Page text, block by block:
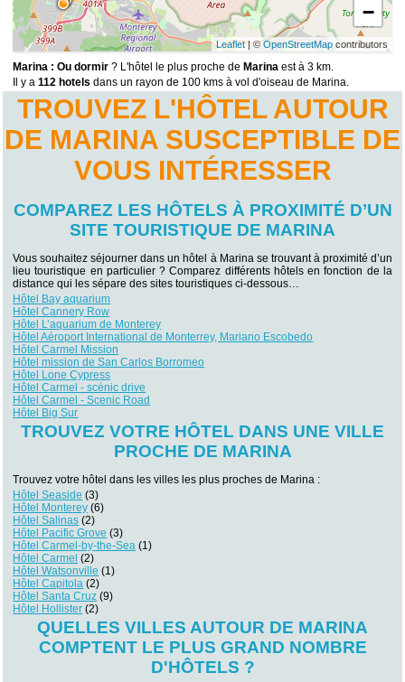
−
Leaflet| ©OpenStreetMapcontributors
Marina : Ou dormir ? L'hôtel le plus proche de Marina est à 3 km.
Il y a112 hotels dans un rayon de 100 kms à vol d'oiseau de Marina.
TROUVEZ L'HÔTEL AUTOUR
DE MARINA SUSCEPTIBLE DE
VOUS INTÉRESSER
COMPAREZ LES HÔTELS À PROXIMITÉ D’UN
SITE TOURISTIQUE DE MARINA
Vous souhaitez séjourner dans un hôtel à Marina se trouvant à proximité d’un
lieu touristique en particulier ? Comparez différents hôtels en fonction de la
distance qui les sépare des sites touristiques ci-dessous…
Hôtel Bay aquarium
Hôtel Cannery Row
Hôtel L’aquarium de Monterey
Hôtel Aéroport International de Monterrey, Mariano Escobedo
Hôtel Carmel Mission
Hôtel mission de San Carlos Borromeo
Hôtel Lone Cypress
Hôtel Carmel - scénic drive
Hôtel Carmel - Scenic Road
Hôtel Big Sur
TROUVEZ VOTRE HÔTEL DANS UNE VILLE
PROCHE DE MARINA
Trouvez votre hôtel dans les villes les plus proches de Marina :
Hôtel Seaside (3)
Hôtel Monterey (6)
Hôtel Salinas (2)
Hôtel Pacific Grove (3)
Hôtel Carmel-by-the-Sea (1)
Hôtel Carmel (2)
Hôtel Watsonville (1)
Hôtel Capitola (2)
Hôtel Santa Cruz (9)
Hôtel Hollister (2)
QUELLES VILLES AUTOUR DE MARINA
COMPTENT LE PLUS GRAND NOMBRE
D'HÔTELS ?